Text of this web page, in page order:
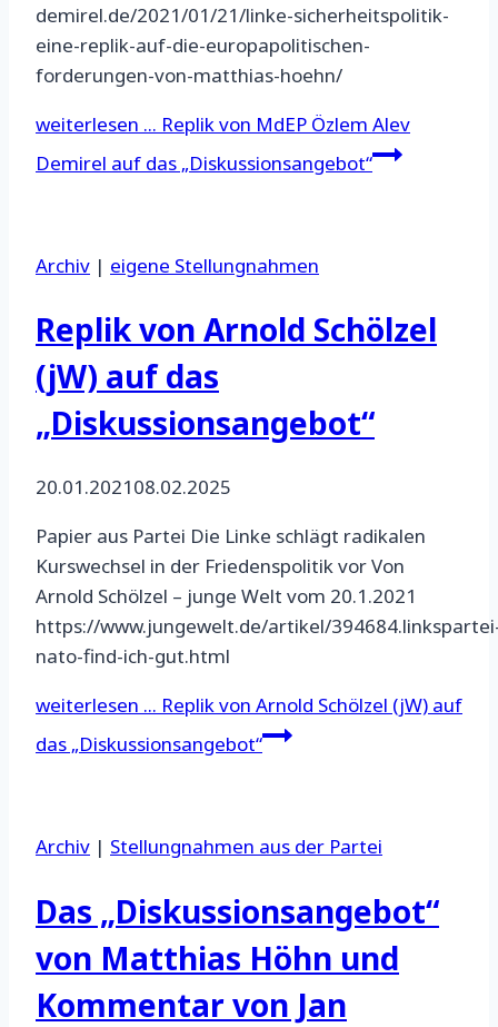
demirel.de/2021/01/21/linke-sicherheitspolitik-
eine-replik-auf-die-europapolitischen-
forderungen-von-matthias-hoehn/
weiterlesen ... Replik von MdEP Özlem Alev
Demirel auf das „Diskussionsangebot“
Archiv | eigene Stellungnahmen
Replik von Arnold Schölzel
(jW) auf das
„Diskussionsangebot“
20.01.202108.02.2025
Papier aus Partei Die Linke schlägt radikalen
Kurswechsel in der Friedenspolitik vor Von
Arnold Schölzel – junge Welt vom 20.1.2021
https://www.jungewelt.de/artikel/
nato-find-ich-gut.html
weiterlesen ... Replik von Arnold Schölzel (jW) auf
das „Diskussionsangebot“
Archiv | Stellungnahmen aus der Partei
Das „Diskussionsangebot“
von Matthias Höhn und
Kommentar von Jan